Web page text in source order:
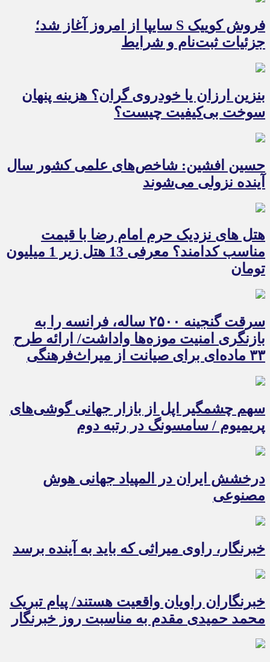
فروش کوییک S سایپا از امروز آغاز شد؛
جزئیات ثبت‌نام و شرایط
بنزین ارزان یا خودروی گران؟ هزینه پنهان
سوخت بی‌کیفیت چیست؟
حسین افشین: شاخص‌های علمی کشور سال
آینده نزولی می‌شوند
هتل های نزدیک حرم امام رضا با قیمت
مناسب کدامند؟ معرفی 13 هتل زیر 1 میلیون
تومان
سرقت گنجینه ۲۵۰۰ ساله، فرانسه را به
بازنگری امنیت موزه‌ها واداشت/ ارائه طرح
۳۳ ماده‌ای برای صیانت از میراث‌فرهنگی
سهم چشمگیر اپل از بازار جهانی گوشی‌های
پریمیوم / سامسونگ در رتبه دوم
درخشش ایران در المپیاد جهانی هوش
مصنوعی
خبرنگار، راوی میراثی که باید به آینده برسد
خبرنگاران راویان واقعیت هستند/ پیام تبریک
محمد حمیدی مقدم به مناسبت روز خبرنگار